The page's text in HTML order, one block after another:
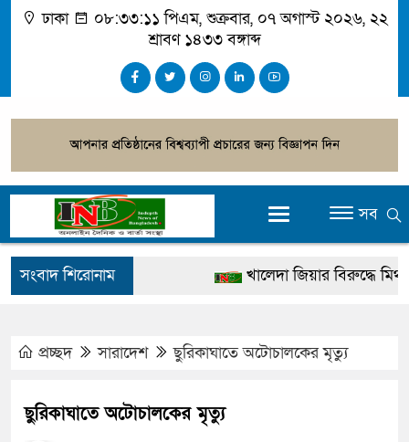
ঢাকা ০৮:৩৩:১২ পিএম, শুক্রবার, ০৭ অগাস্ট ২০২৬, ২২
শ্রাবণ ১৪৩৩ বঙ্গাব্দ
সব
সংবাদ শিরোনাম
খালেদা জিয়ার বিরুদ্ধে মিথ্যা
জুলাই স্মৃতি জাদুঘর উদ্বোধন
হবে: প্রধানমন্ত্রী
প্রচ্ছদ সারাদেশ ছুরিকাঘাতে অটোচালকের মৃত্যু
ছুরিকাঘাতে অটোচালকের মৃত্যু